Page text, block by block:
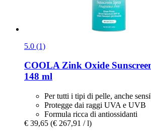
5.0 (1)
COOLAZink Oxide
148 ml
Per tutti i tipi di pelle, anche
Protegge dai raggi UVA e UVB
Formula ricca di antiossidanti
€ 39,65 (€ 267,91 / l)